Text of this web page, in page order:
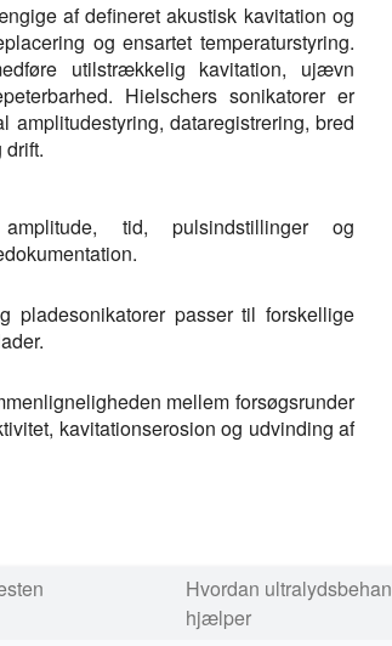
af defineret akustisk kavitation og
og ensartet temperaturstyring.
utilstrækkelig kavitation, ujævn
Hielschers sonikatorer er
dataregistrering, bred
tid, pulsindstillinger og
pladesonikatorer passer til forskellige
mellem forsøgsrunder
kavitationserosion og udvinding af
Hvordan
hjælper